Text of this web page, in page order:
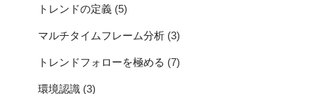
マルチタイムフレーム分析
トレンドフォローを極める (7)
環境認識(3)
大衆心理を利用した手法